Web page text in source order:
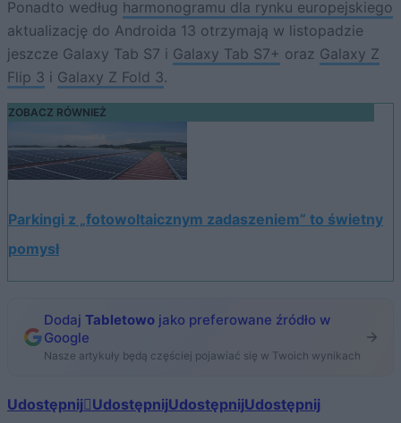
Ponadto według harmonogramu dla rynku europejskiego
aktualizację do Androida 13 otrzymają w listopadzie
jeszcze Galaxy Tab S7 i Galaxy Tab S7+ oraz Galaxy Z
Flip 3 i Galaxy Z Fold 3.
ZOBACZ RÓWNIEŻ
Parkingi z „fotowoltaicznym zadaszeniem” to świetny
pomysł
Dodaj Tabletowo jako preferowane źródło w
Google
Nasze artykuły będą częściej pojawiać się w Twoich wynikach
Udostępnij UdostępnijUdostępnijUdostępnij